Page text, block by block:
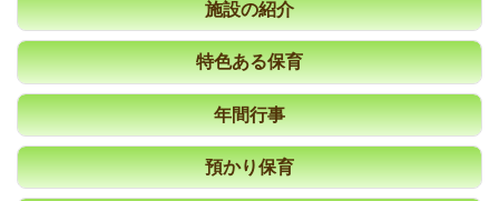
施設の紹介
特色ある保育
年間行事
預かり保育